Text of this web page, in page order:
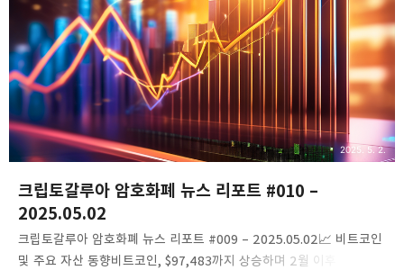
Invesco의 비트코인 ETF, 1,060만 달러 순유입 기록Invesco의
비트코인 ETF는 5월 ..
크립토갈루아 암호화폐 뉴스 리포트 #010 –
2025.05.02
2025. 5. 2.
​크립토갈루아 암호화폐 뉴스 리포트 #009 – 2025.05.02​📈 비트코인
및 주요 자산 동향비트코인, $97,483까지 상승하며 2월 이후 최고치